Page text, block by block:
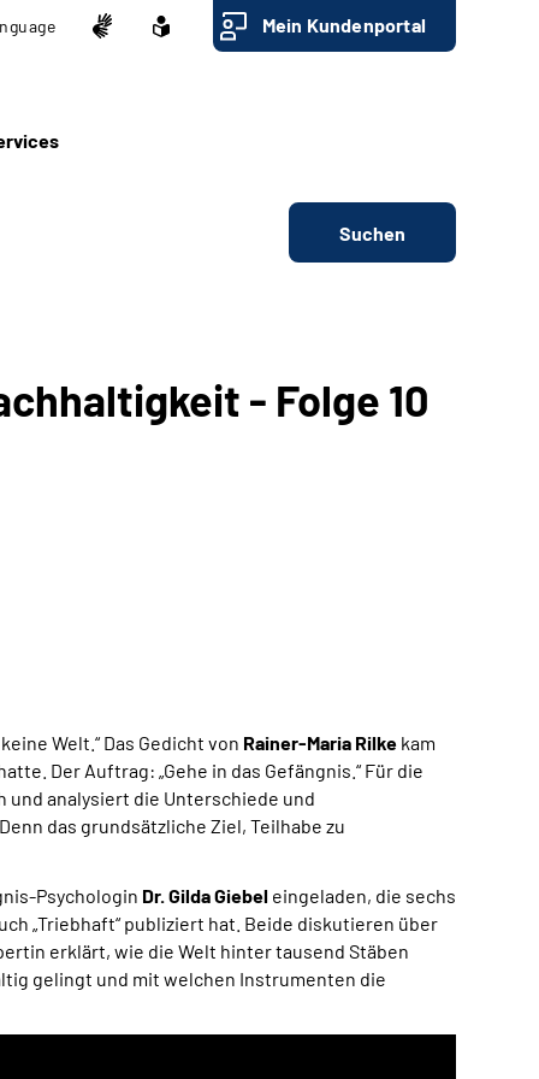
Mein Kundenportal
Suchen
- Folge 10
Welt.“ Das Gedicht von Rainer-Maria Rilke kam
Der Auftrag: „Gehe in das Gefängnis.“ Für die
und analysiert die Unterschiede und
das grundsätzliche Ziel, Teilhabe zu
Psychologin Dr. Gilda Giebel eingeladen, die sechs
„Triebhaft“ publiziert hat. Beide diskutieren über
erklärt, wie die Welt hinter tausend Stäben
gelingt und mit welchen Instrumenten die